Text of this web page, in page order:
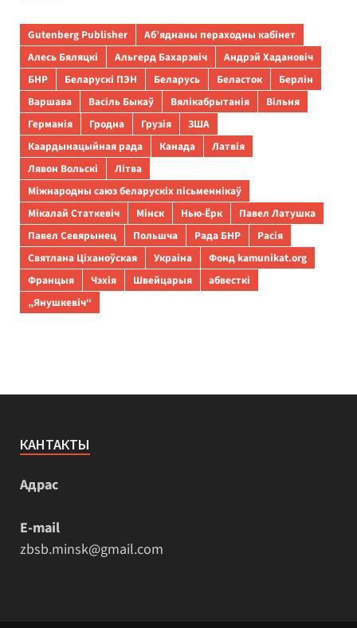
Gutenberg Publisher
Аб’яднаны пераходны кабінет
Алесь Бяляцкі
Альгерд Бахарэвіч
Андрэй Хадановіч
БНР
Беларускі ПЭН Беларусь Беласток
Берлін
Варшава
Васіль Быкаў Вялікабрытанія
Вільня
Германія
Гродна Грузія
ЗША
Каардынацыйная рада
Канада
Латвія
Лявон Вольскі
Літва
Міжнародны саюз беларускіх пісьменнікаў
Мікалай Статкевіч
Мінск Нью-Ёрк
Павел Латушка
Павел Севярынец
Польшча Рада БНР
Расія
Святлана Ціханоўская
Украіна
Фонд kamunikat.org
Францыя
Чэхія Швейцарыя
абвесткі
„Янушкевіч“
КАНТАКТЫ
Адрас
E-mail
zbsb.minsk@gmail.com